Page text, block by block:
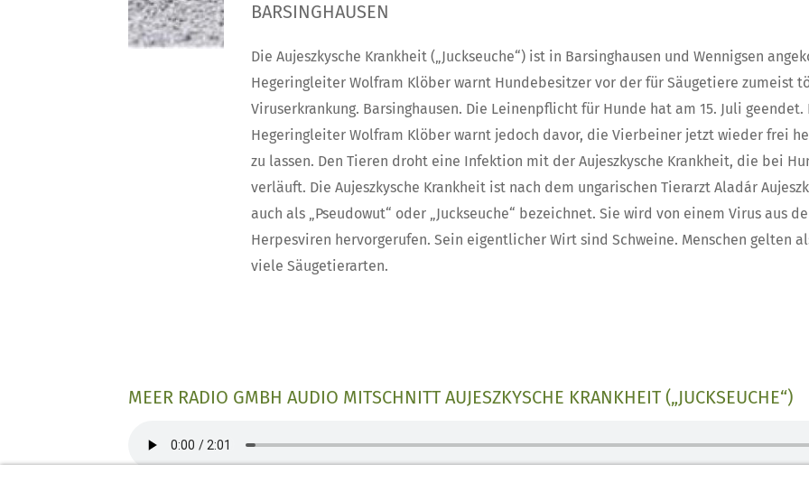
BARSINGHAUSEN
Die Aujeszkysche Krankheit („Juckseuche“) ist in Barsinghausen und Wennigsen
Hegeringleiter Wolfram Klöber warnt Hundebesitzer vor der für Säugetiere zumeist
Viruserkrankung. Barsinghausen. Die Leinenpflicht für Hunde hat am 15. Juli geendet.
Hegeringleiter Wolfram Klöber warnt jedoch davor, die Vierbeiner jetzt wieder frei
zu lassen. Den Tieren droht eine Infektion mit der Aujeszkysche Krankheit, die bei
verläuft. Die Aujeszkysche Krankheit ist nach dem ungarischen Tierarzt Aladár
auch als „Pseudowut“ oder „Juckseuche“ bezeichnet. Sie wird von einem Virus aus
Herpesviren hervorgerufen. Sein eigentlicher Wirt sind Schweine. Menschen gelten
viele Säugetierarten.
MEER RADIO GMBH AUDIO MITSCHNITT AUJESZKYSCHE KRANKHEIT („JUCKSEUCHE“)